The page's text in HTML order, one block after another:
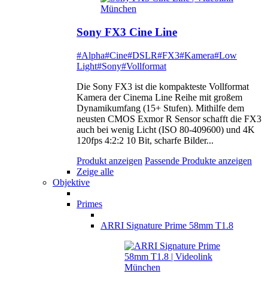
Sony FX3 Cine Line
#Alpha#Cine#DSLR#FX3#Kamera#Low
Light#Sony#Vollformat
Die Sony FX3 ist die kompakteste Vollformat
Kamera der Cinema Line Reihe mit großem
Dynamikumfang (15+ Stufen). Mithilfe dem
neusten CMOS Exmor R Sensor schafft die FX3
auch bei wenig Licht (ISO 80-409600) und 4K
120fps 4:2:2 10 Bit, scharfe Bilder...
Produkt anzeigen Passende Produkte anzeigen
Zeige alle
Objektive
Primes
ARRI Signature Prime 58mm T1.8